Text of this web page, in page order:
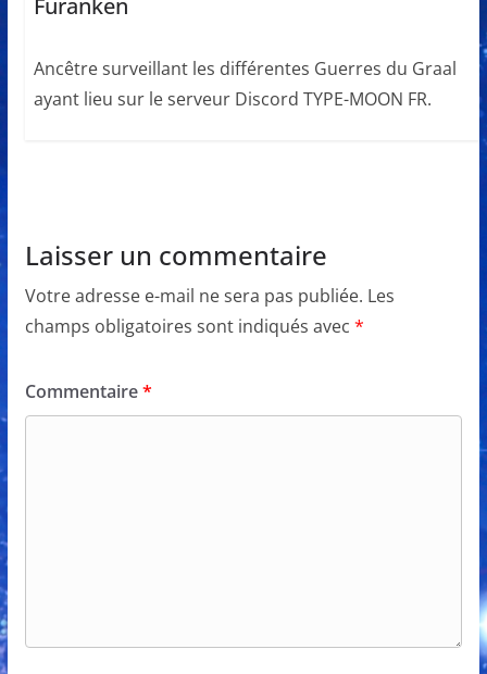
Furanken
Ancêtre surveillant les différentes Guerres du Graal
ayant lieu sur le serveur Discord TYPE-MOON FR.
Laisser un commentaire
Votre adresse e-mail ne sera pas publiée. Les
champs obligatoires sont indiqués avec *
Commentaire*